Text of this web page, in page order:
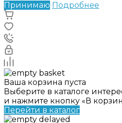
Принимаю Подробнее
Ваша корзина пуста
Выберите в каталоге
и нажмите кнопку «В
Перейти в каталог